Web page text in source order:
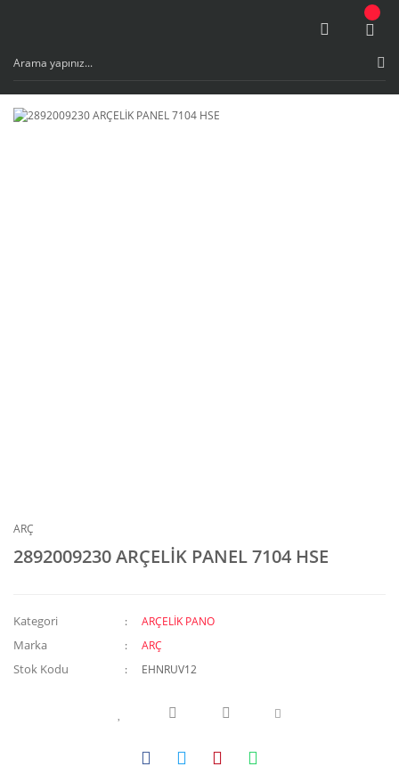
ARÇ
2892009230 ARÇELİK PANEL 7104 HSE
Kategori ARÇELİK PANO
Marka ARÇ
Stok Kodu EHNRUV12